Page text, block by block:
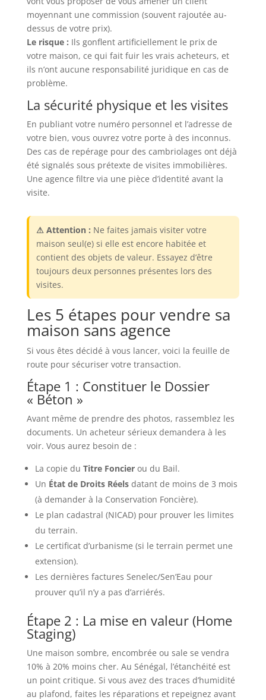
moyennant une commission (souvent rajoutée au-
dessus de votre prix).
Le risque : Ils gonflent artificiellement le prix de
votre maison, ce qui fait fuir les vrais acheteurs, et
ils n’ont aucune responsabilité juridique en cas de
problème.
La sécurité physique et les visites
En publiant votre numéro personnel et l’adresse de
votre bien, vous ouvrez votre porte à des inconnus.
Des cas de repérage pour des cambriolages ont déjà
été signalés sous prétexte de visites immobilières.
Une agence filtre via une pièce d’identité avant la
visite.
⚠ Attention : Ne faites jamais visiter votre
maison seul(e) si elle est encore habitée et
contient des objets de valeur. Essayez d’être
toujours deux personnes présentes lors des
visites.
Les 5 étapes pour vendre sa
maison sans agence
Si vous êtes décidé à vous lancer, voici la feuille de
route pour sécuriser votre transaction.
Étape 1 : Constituer le Dossier
« Béton »
Avant même de prendre des photos, rassemblez les
documents. Un acheteur sérieux demandera à les
voir. Vous aurez besoin de :
La copie du Titre Foncierou du Bail.
Un État de Droits Réelsdatant de moins de 3 mois
(à demander à la Conservation Foncière).
Le plan cadastral (NICAD) pour prouver les limites
du terrain.
Le certificat d’urbanisme (si le terrain permet une
extension).
Les dernières factures Senelec/Sen’Eau pour
prouver qu’il n’y a pas d’arriérés.
Étape 2 : La mise en valeur (Home
Staging)
Une maison sombre, encombrée ou sale se vendra
10% à 20% moins cher. Au Sénégal, l’étanchéité est
un point critique. Si vous avez des traces d’humidité
au plafond, faites les réparations et repeignez avant